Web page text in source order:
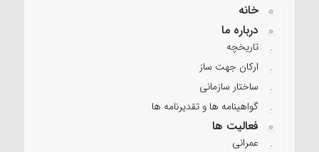
خانه
درباره ما
تاریخچه
ارکان جهت ساز
ساختار سازمانی
گواهینامه ها و تقدیرنامه ها
فعالیت ها
عمرانی